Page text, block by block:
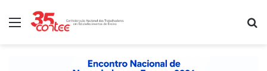
Menu